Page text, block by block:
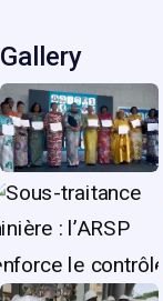
Gallery